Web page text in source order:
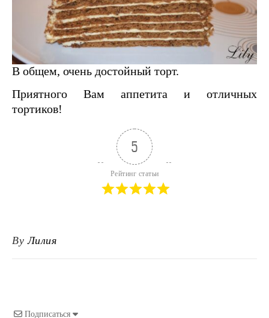
В общем, очень достойный торт.
Приятного Вам аппетита и отличных
тортиков!
5
Рейтинг статьи
ByЛилия
Подписаться